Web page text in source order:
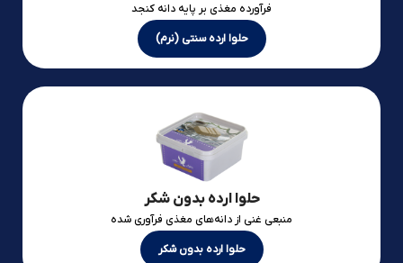
فرآورده مغذی بر پایه دانه کنجد
حلوا ارده سنتی (نرم)
حلوا ارده بدون شکر
منبعی غنی از دانه‌های مغذی فرآوری شده
حلوا ارده بدون شکر